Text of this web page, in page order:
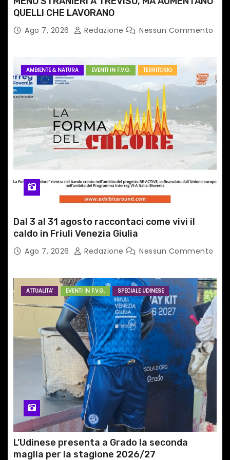
i
QUELLI CHE LAVORANO
Ago 7, 2026 Redazione Nessun Commento
AMBIENTE & NATURA EVENTI IN F.V.G. TERRITORIO
Dal 3 al 31 agosto raccontaci come vivi il
caldo in Friuli Venezia Giulia
Ago 7, 2026 Redazione Nessun Commento
ATTUALITA' EVENTI IN F.V.G. SPECIALE UDINESE
L’Udinese presenta a Grado la seconda
maglia per la stagione 2026/27